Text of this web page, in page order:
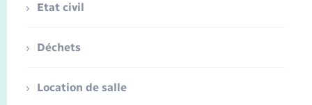
Etat civil
Déchets
Location de salle